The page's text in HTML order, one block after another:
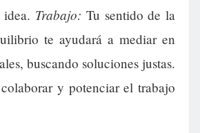
idea. Trabajo: Tu sentido de la
te ayudará a mediar en
buscando soluciones justas.
y potenciar el trabajo